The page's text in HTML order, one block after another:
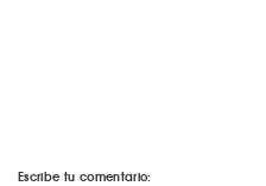
Escribe tu comentario: